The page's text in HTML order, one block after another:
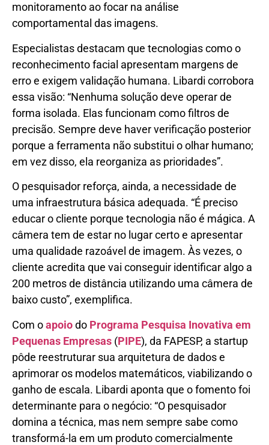
monitoramento ao focar na análise
comportamental das imagens.
Especialistas destacam que tecnologias como o
reconhecimento facial apresentam margens de
erro e exigem validação humana. Libardi corrobora
essa visão: “Nenhuma solução deve operar de
forma isolada. Elas funcionam como filtros de
precisão. Sempre deve haver verificação posterior
porque a ferramenta não substitui o olhar humano;
em vez disso, ela reorganiza as prioridades”.
O pesquisador reforça, ainda, a necessidade de
uma infraestrutura básica adequada. “É preciso
educar o cliente porque tecnologia não é mágica. A
câmera tem de estar no lugar certo e apresentar
uma qualidade razoável de imagem. Às vezes, o
cliente acredita que vai conseguir identificar algo a
200 metros de distância utilizando uma câmera de
baixo custo”, exemplifica.
Com oapoiodo Programa Pesquisa Inovativa em
Pequenas Empresas (PIPE), da FAPESP, a startup
pôde reestruturar sua arquitetura de dados e
aprimorar os modelos matemáticos, viabilizando o
ganho de escala. Libardi aponta que o fomento foi
determinante para o negócio: “O pesquisador
domina a técnica, mas nem sempre sabe como
transformá-la em um produto comercialmente